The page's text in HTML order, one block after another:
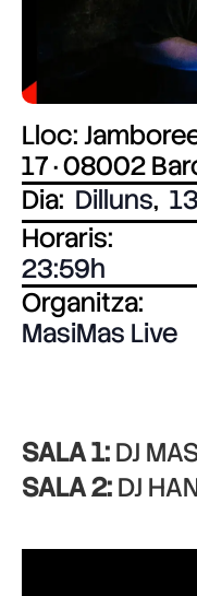
Lloc:
17 · 08002
Dia: Dilluns,
Horaris:
23:59
Organitza:
MasiMas Live
SALA 1:DJ
SALA 2:DJ